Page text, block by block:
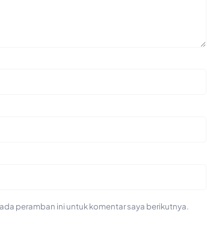
peramban ini untuk komentar saya berikutnya.